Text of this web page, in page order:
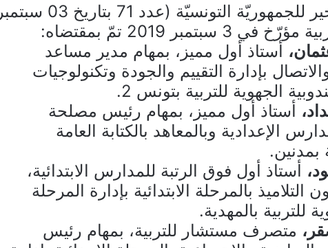
صدر بالرائد الرسمي الأخير للجمهوريّة التونسيّة (عدد 71 بتاريخ 03 سبتمبر
أستاذ أول مميز، بمهام مدير مساعد
بإدارة التقييم والجودة وتكنولوجيات
الجهوية للتربية بتونس 2.
أستاذ أول مميز، بمهام رئيس مصلحة
الإعدادية وبالمعاهد بالكتابة العامة
بمدنين.
أستاذ أول فوق الرتبة للمدارس الابتدائية،
بالمرحلة الابتدائية بإدارة المرحلة
للتربية بالمهدية.
متصرف مستشار للتربية، بمهام رئيس